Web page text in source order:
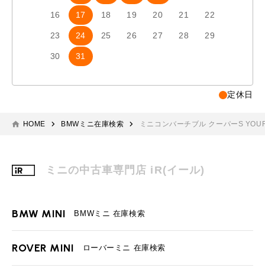
16 17 18 19 20 21 22
23 24 25 26 27 28 29
30 31
定休日
HOME BMWミニ在庫検索 ミニコンバーチブル クーパーS
ミニの中古車専門店 iR(イール)
BMW MINI BMWミニ 在庫検索
ROVER MINI ローバーミニ 在庫検索